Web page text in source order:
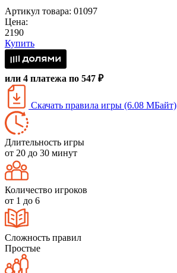
Артикул товара: 01097
Цена:
2190
Купить
или 4 платежа по 547 ₽
Скачать правила игры (6.08 МБайт)
Длительность игры
от 20 до 30 минут
Количество игроков
от 1 до 6
Сложность правил
Простые